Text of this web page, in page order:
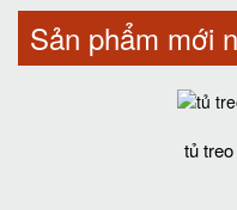
Sản phẩm mới
tủ